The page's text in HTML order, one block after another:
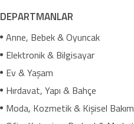
DEPARTMANLAR
Anne, Bebek & Oyuncak
Elektronik & Bilgisayar
Ev & Yaşam
Hırdavat, Yapı & Bahçe
Moda, Kozmetik & Kişisel Bakım